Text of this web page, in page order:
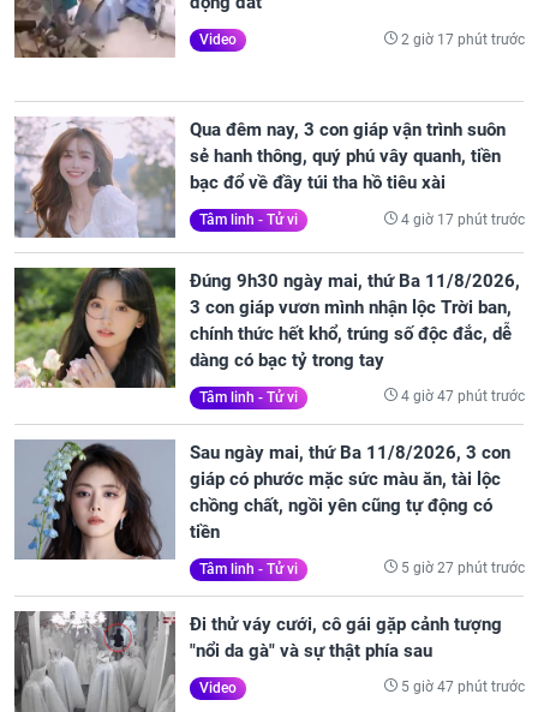
Video 2 giờ 17 phút trước
Qua đêm nay, 3 con giáp vận trình suôn
sẻ hanh thông, quý phú vây quanh, tiền
bạc đổ về đầy túi tha hồ tiêu xài
Tâm linh - Tử vi 4 giờ 17 phút trước
Đúng 9h30 ngày mai, thứ Ba 11/8/2026,
3 con giáp vươn mình nhận lộc Trời ban,
chính thức hết khổ, trúng số độc đắc, dễ
dàng có bạc tỷ trong tay
Tâm linh - Tử vi 4 giờ 47 phút trước
Sau ngày mai, thứ Ba 11/8/2026, 3 con
giáp có phước mặc sức màu ăn, tài lộc
chồng chất, ngồi yên cũng tự động có
tiền
Tâm linh - Tử vi 5 giờ 27 phút trước
Đi thử váy cưới, cô gái gặp cảnh tượng
"nổi da gà" và sự thật phía sau
Video 5 giờ 47 phút trước